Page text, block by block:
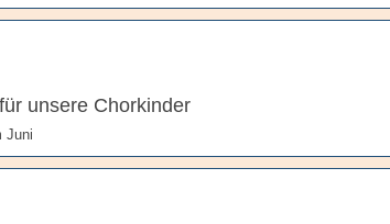
unsere Chorkinder
Juni